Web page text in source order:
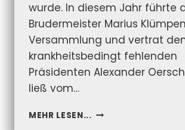
wurde. In diesem Jahr führte
Brudermeister Marius
Versammlung und vertrat
krankheitsbedingt fehlenden
Präsidenten Alexander
ließ vom…
MEHR LESEN... BERICHT